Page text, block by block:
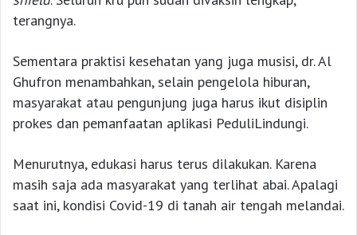
terangnya.
Sementara praktisi kesehatan yang juga musisi, dr. Al
Ghufron menambahkan, selain pengelola hiburan,
masyarakat atau pengunjung juga harus ikut disiplin
prokes dan pemanfaatan aplikasi PeduliLindungi.
Menurutnya, edukasi harus terus dilakukan. Karena
masih saja ada masyarakat yang terlihat abai. Apalagi
saat ini, kondisi Covid-19 di tanah air tengah melandai.